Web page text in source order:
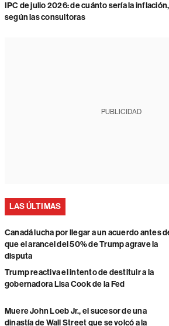
IPC de julio 2026: de cuánto sería la inflación,
según las consultoras
PUBLICIDAD
LAS ÚLTIMAS
Canadá lucha por llegar a un acuerdo antes
que el arancel del 50% de Trump agrave la
disputa
Trump reactiva el intento de destituir a la
gobernadora Lisa Cook de la Fed
Muere John Loeb Jr., el sucesor de una
dinastía de Wall Street que se volcó a la